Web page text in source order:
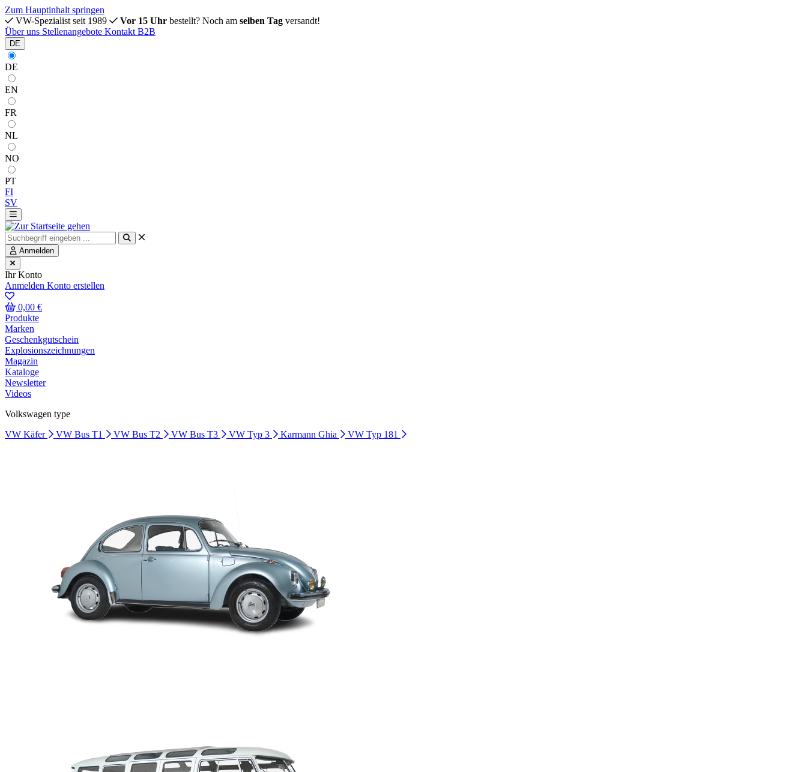
Zum Hauptinhalt springen
VW-Spezialist seit 1989
Vor 15 Uhr bestellt? Noch am selben Tag versandt!
Über uns Stellenangebote Kontakt B2B
DE
DE
EN
FR
NL
NO
PT
FI
SV
Anmelden
Ihr Konto
Anmelden Konto erstellen
0,00 €
Produkte
Marken
Geschenkgutschein
Explosionszeichnungen
Magazin
Kataloge
Newsletter
Videos
Volkswagen type
VW Käfer
VW Bus T1 VW Bus T2 VW Bus T3 VW Typ 3 Karmann Ghia VW Typ 181